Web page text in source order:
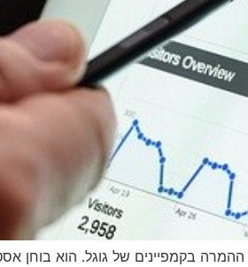
בקמפיינים של גוגל. הוא בוחן